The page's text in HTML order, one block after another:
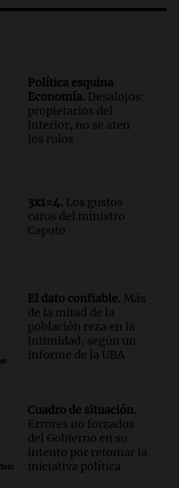
de un docente
Política esquina
Economía. Desalojos:
propietarios del
interior, no se aten
los rulos
3x1=4. Los gustos
caros del ministro
Caputo
El dato confiable. Más
de la mitad de la
población reza en la
intimidad, según un
informe de la UBA
Cuadro de situación.
Errores no forzados
del Gobierno en su
intento por retomar la
iniciativa política